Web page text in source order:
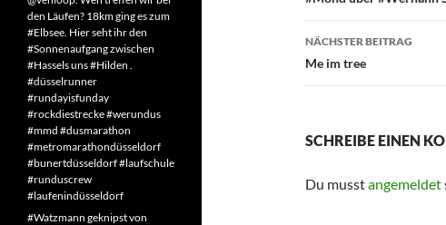
NÄCHSTER BEITRAG
Me im tree
SCHREIBE EINEN
Du musstangemeldet
den Läufen? 18km ging es zum
#Elbsee. Hier seht ihr den
#Sonnenaufgang zwischen
#Hassels uns #Hilden .
#düsselrunner
#rundayisfunday
#rockdiestrecke #werundus
#mmd #dusmarathon
#metromarathondüsseldorf
#bunertdüsseldorf #laufschule
#runduscrew
#laufenindüsseldorf
#Watzmann geknipst von